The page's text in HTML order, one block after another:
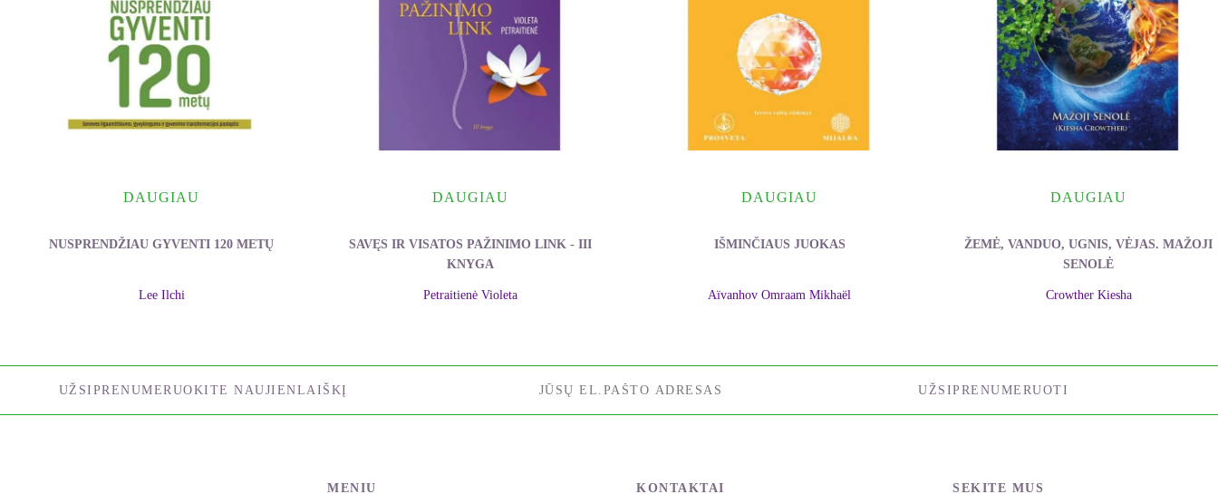
DAUGIAU
NUSPRENDŽIAU GYVENTI 120 METŲ
Lee Ilchi
DAUGIAU
SAVĘS IR VISATOS PAŽINIMO LINK - III
KNYGA
Petraitienė Violeta
DAUGIAU
IŠMINČIAUS JUOKAS
Aïvanhov Omraam Mikhaël
DAUGIAU
ŽEMĖ, VANDUO, UGNIS, VĖJAS. MAŽOJI
SENOLĖ
Crowther Kiesha
UŽSIPRENUMERUOKITE NAUJIENLAIŠKĮ UŽSIPRENUMERUOTI
MENIU KONTAKTAI SEKITE MUS